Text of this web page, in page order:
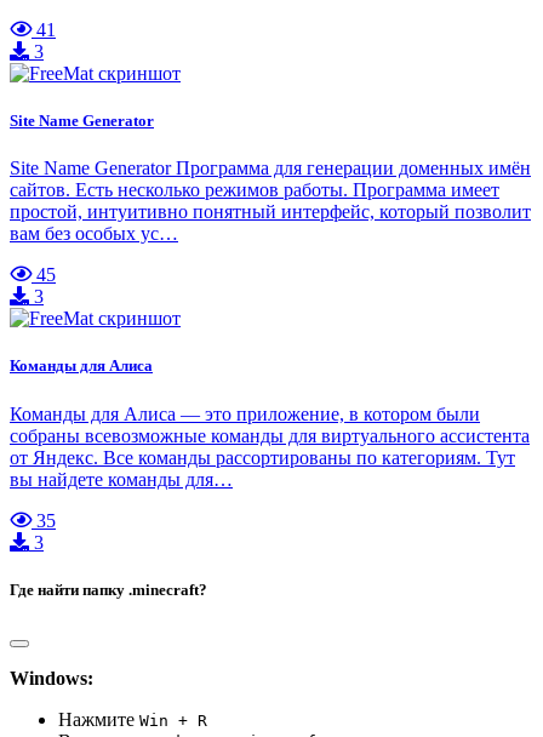
41
3
Site Name Generator
Site Name Generator Программа для генерации доменных имён
сайтов. Есть несколько режимов работы. Программа имеет
простой, интуитивно понятный интерфейс, который позволит
вам без особых ус…
45
3
Команды для Алиса
Команды для Алиса — это приложение, в котором были
собраны всевозможные команды для виртуального ассистента
от Яндекс. Все команды рассортированы по категориям. Тут
вы найдете команды для…
35
3
Где найти папку .minecraft?
Windows:
Нажмите Win + R